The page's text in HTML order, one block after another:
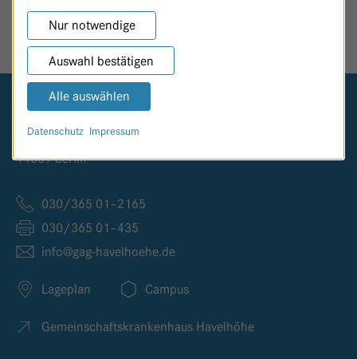
Logo GKH Havelhöhe
Kladower Damm 221
14089 Berlin
030/365 01–2165
030/365 01–435
info@gag-havelhoehe.de
Lageplan Campus
Gemeinschaftskrankenhaus Havelhöhe
Nur notwendige
Auswahl bestätigen
Alle auswählen
Datenschutz Impressum